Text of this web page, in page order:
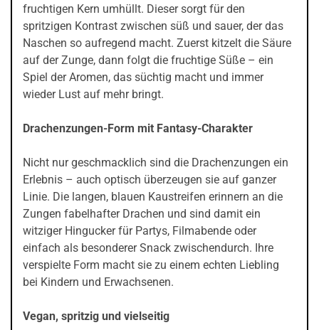
fruchtigen Kern umhüllt. Dieser sorgt für den
spritzigen Kontrast zwischen süß und sauer, der das
Naschen so aufregend macht. Zuerst kitzelt die Säure
auf der Zunge, dann folgt die fruchtige Süße – ein
Spiel der Aromen, das süchtig macht und immer
wieder Lust auf mehr bringt.
Drachenzungen-Form mit Fantasy-Charakter
Nicht nur geschmacklich sind die Drachenzungen ein
Erlebnis – auch optisch überzeugen sie auf ganzer
Linie. Die langen, blauen Kaustreifen erinnern an die
Zungen fabelhafter Drachen und sind damit ein
witziger Hingucker für Partys, Filmabende oder
einfach als besonderer Snack zwischendurch. Ihre
verspielte Form macht sie zu einem echten Liebling
bei Kindern und Erwachsenen.
Vegan, spritzig und vielseitig